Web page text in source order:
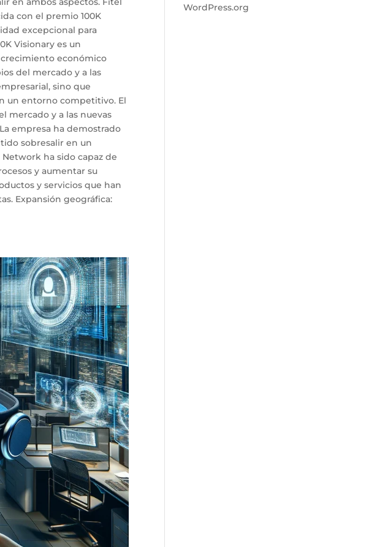
con el premio 100K
excepcional para
Visionary es un
económico
del mercado y a las
sino que
un entorno competitivo. El
mercado y a las nuevas
empresa ha demostrado
sobresalir en un
ha sido capaz de
y aumentar su
y servicios que han
Expansión geográfica:
WordPress.org